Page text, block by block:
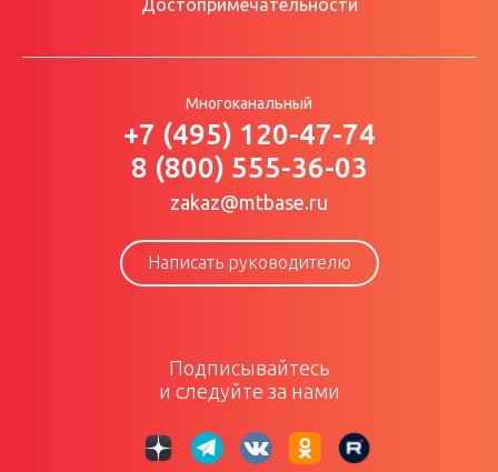
Достопримечательности
Многоканальный
+7 (495) 120-47-74
8 (800) 555-36-03
zakaz@mtbase.ru
Написать руководителю
Подписывайтесь
и следуйте за нами